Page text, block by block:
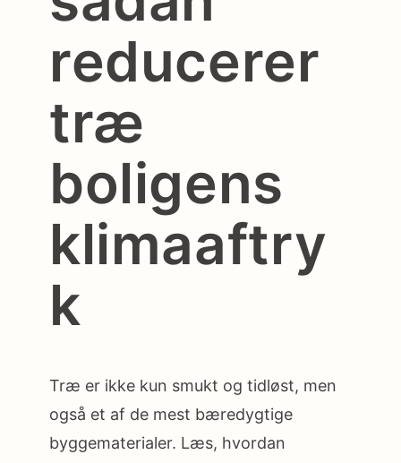
reducerer
træ
boligens
klimaaftry
k
Træ er ikke kun smukt og tidløst, men
også et af de mest bæredygtige
byggematerialer. Læs, hvordan